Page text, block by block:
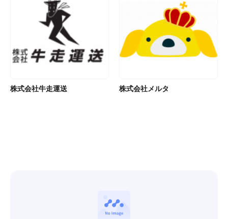
株式会社牛走運送 株式会社メルタ